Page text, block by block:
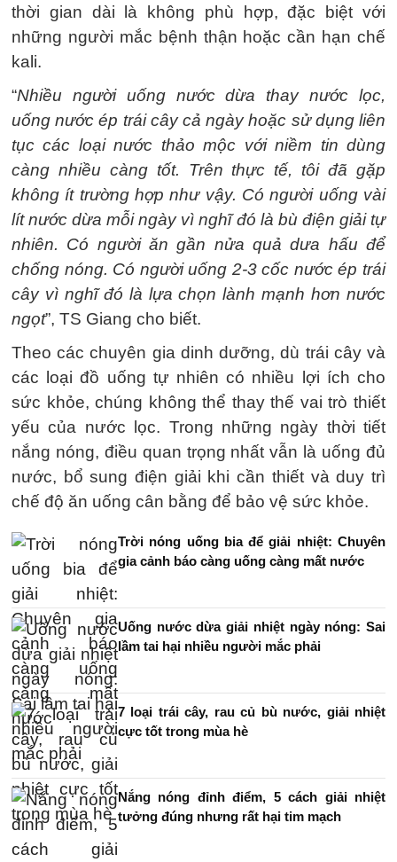
thời gian dài là không phù hợp, đặc biệt với
những người mắc bệnh thận hoặc cần hạn chế
kali.
“Nhiều người uống nước dừa thay nước lọc,
uống nước ép trái cây cả ngày hoặc sử dụng liên
tục các loại nước thảo mộc với niềm tin dùng
càng nhiều càng tốt. Trên thực tế, tôi đã gặp
không ít trường hợp như vậy. Có người uống vài
lít nước dừa mỗi ngày vì nghĩ đó là bù điện giải tự
nhiên. Có người ăn gần nửa quả dưa hấu để
chống nóng. Có người uống 2-3 cốc nước ép trái
cây vì nghĩ đó là lựa chọn lành mạnh hơn nước
ngọt”, TS Giang cho biết.
Theo các chuyên gia dinh dưỡng, dù trái cây và
các loại đồ uống tự nhiên có nhiều lợi ích cho
sức khỏe, chúng không thể thay thế vai trò thiết
yếu của nước lọc. Trong những ngày thời tiết
nắng nóng, điều quan trọng nhất vẫn là uống đủ
nước, bổ sung điện giải khi cần thiết và duy trì
chế độ ăn uống cân bằng để bảo vệ sức khỏe.
Trời nóng uống bia để giải nhiệt: Chuyên
gia cảnh báo càng uống càng mất nước
Uống nước dừa giải nhiệt ngày nóng: Sai
lầm tai hại nhiều người mắc phải
7 loại trái cây, rau củ bù nước, giải nhiệt
cực tốt trong mùa hè
Nắng nóng đỉnh điểm, 5 cách giải nhiệt
tưởng đúng nhưng rất hại tim mạch